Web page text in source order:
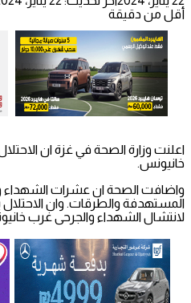
أقل من دقيقة
اعلنت وزارة الصحة في غزة ان
خانيونس.
واضافت الصحة ان عشرات الشهداء
المستهدفة والطرقات. وان
لانتشال الشهداء والجرحى غرب